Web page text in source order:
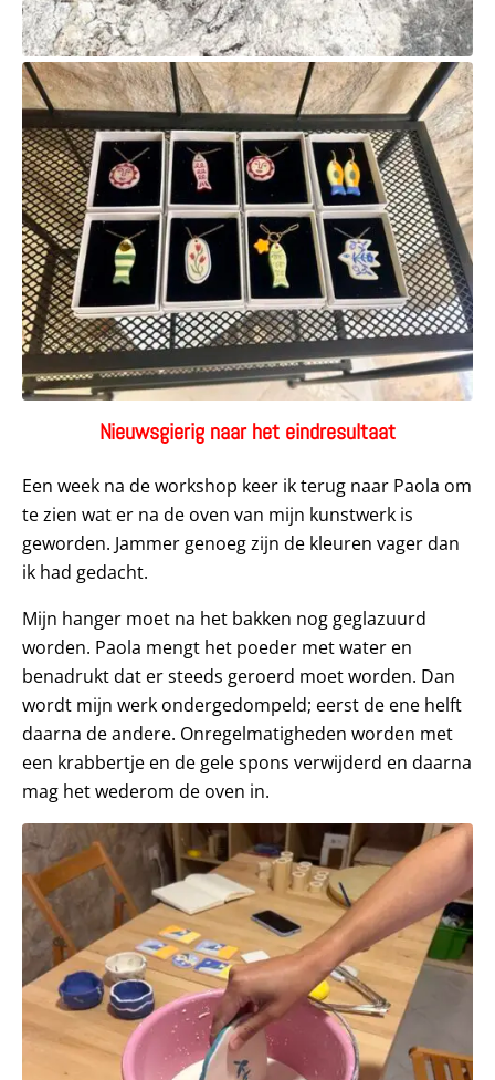
Nieuwsgierig naar het eindresultaat
Een week na de workshop keer ik terug naar Paola om
te zien wat er na de oven van mijn kunstwerk is
geworden. Jammer genoeg zijn de kleuren vager dan
ik had gedacht.
Mijn hanger moet na het bakken nog geglazuurd
worden. Paola mengt het poeder met water en
benadrukt dat er steeds geroerd moet worden. Dan
wordt mijn werk ondergedompeld; eerst de ene helft
daarna de andere. Onregelmatigheden worden met
een krabbertje en de gele spons verwijderd en daarna
mag het wederom de oven in.